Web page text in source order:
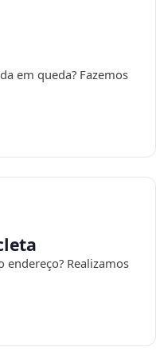
em queda? Fazemos
Realizamos